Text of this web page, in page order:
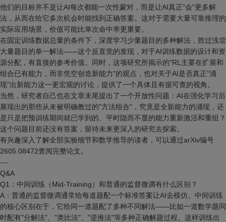
他们的目标并不是让AI每次都能一次性蒙对，而是让AI真正"会"更多解
法，从而在给它多次机会时能找到正确答案。这对于需要大量可靠推理的
实际应用场景，价值可能比单次命中率更重要。
在固定训练数据总量的条件下，深度学习少量题目的多种解法，胜过浅尝
大量题目的单一解法——这个反直觉的发现，对于AI训练数据的设计和资
源分配，有直接的参考价值。同时，这项研究所揭示的"RL主要在扩展和
组合已有能力，而非凭空创造新能力"的观点，也对关于AI是否真正"涌
现"出新能力这一更宏观的讨论，提供了一个具体且有据可查的视角。
当然，研究者自己也在文章末尾提出了一个开放性问题：AI在强化学习后
展现出的那些从未被明确教过的"方法组合"，究竟是全新能力的涌现，还
是只是把预训练期间就已学到的、平时隐而不显的能力重新激活和重组？
这个问题目前还没有答案，留待未来更深入的研究去探索。
有兴趣深入了解全部实验细节和数学推导的读者，可以通过arXiv编号
2605.08472查阅完整论文。
---
Q&A
Q1：中间训练（Mid-Training）和普通的监督微调有什么区别？
A：普通的监督微调通常给每道题配一个标准答案让AI去模仿。中间训练
的核心区别在于，它给同一道题配了多种不同解法——比如一道数学题同
时配有"分解法"、"类比法"、"逆推法"等多种正确解题过程。这样训练出